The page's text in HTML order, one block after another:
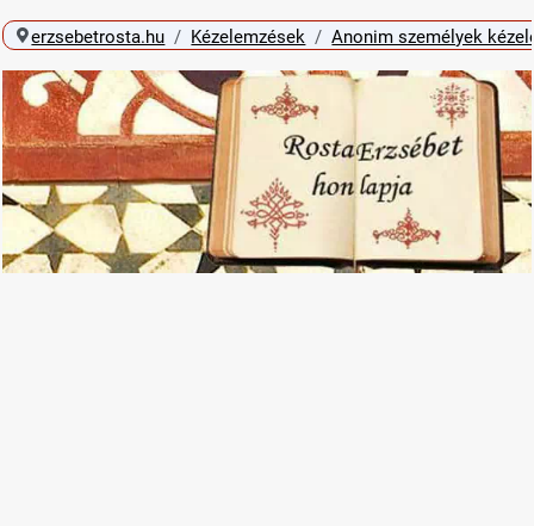
erzsebetrosta.hu Kézelemzések Anonim személyek